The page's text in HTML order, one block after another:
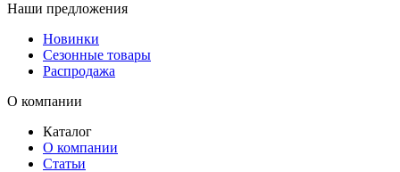
Наши предложения
Новинки
Сезонные товары
Распродажа
О компании
Каталог
О компании
Статьи